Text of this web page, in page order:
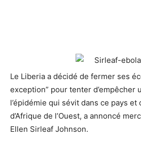
Le Liberia a décidé de fermer ses
exception” pour tenter d’empêcher
l’épidémie qui sévit dans ce pays et
d’Afrique de l’Ouest, a annoncé
Ellen Sirleaf Johnson.